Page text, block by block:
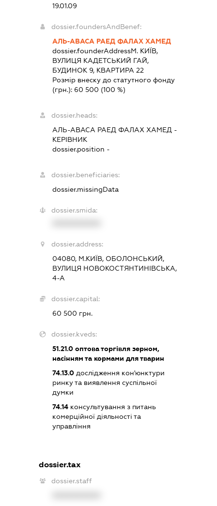
19.01.09
dossier.foundersAndBenef:
АЛЬ-АВАСА РАЕД ФАЛАХ ХАМЕД
dossier.founderAddressМ. КИЇВ,
ВУЛИЦЯ КАДЕТСЬКИЙ ГАЙ,
БУДИНОК 9, КВАРТИРА 22
Розмір внеску до статутного фонду
(грн.): 60 500 (100 %)
dossier.heads:
АЛЬ-АВАСА РАЕД ФАЛАХ ХАМЕД -
КЕРІВНИК
dossier.position -
dossier.beneficiaries:
dossier.missingData
dossier.smida:
dossier.address:
04080, М.КИЇВ, ОБОЛОНСЬКИЙ,
ВУЛИЦЯ НОВОКОСТЯНТИНІВСЬКА,
4-А
dossier.capital:
60 500 грн.
dossier.kveds:
51.21.0оптова торгівля зерном,
насінням та кормами для тварин
74.13.0дослідження кон'юнктури
ринку та виявлення суспільної
думки
74.14консультування з питань
комерційної діяльності та
управління
dossier.tax
dossier.staff